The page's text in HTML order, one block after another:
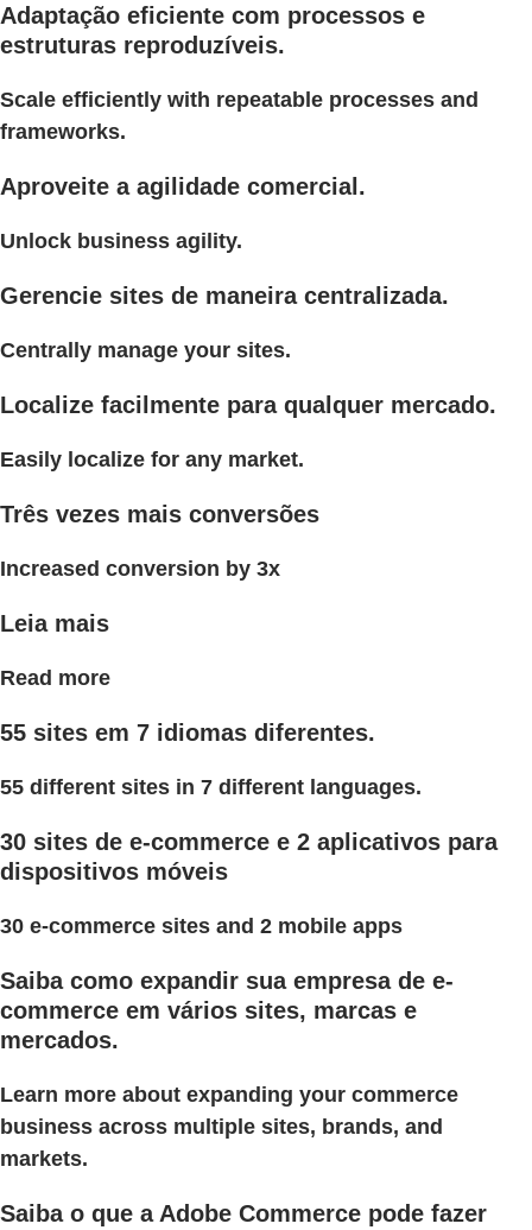
Adaptação eficiente com processos e
estruturas reproduzíveis.
Scale efficiently with repeatable processes and
frameworks.
Aproveite a agilidade comercial.
Unlock business agility.
Gerencie sites de maneira centralizada.
Centrally manage your sites.
Localize facilmente para qualquer mercado.
Easily localize for any market.
Três vezes mais conversões
Increased conversion by 3x
Leia mais
Read more
55 sites em 7 idiomas diferentes.
55 different sites in 7 different languages.
30 sites de e-commerce e 2 aplicativos para
dispositivos móveis
30 e-commerce sites and 2 mobile apps
Saiba como expandir sua empresa de e-
commerce em vários sites, marcas e
mercados.
Learn more about expanding your commerce
business across multiple sites, brands, and
markets.
Saiba o que a Adobe Commerce pode fazer